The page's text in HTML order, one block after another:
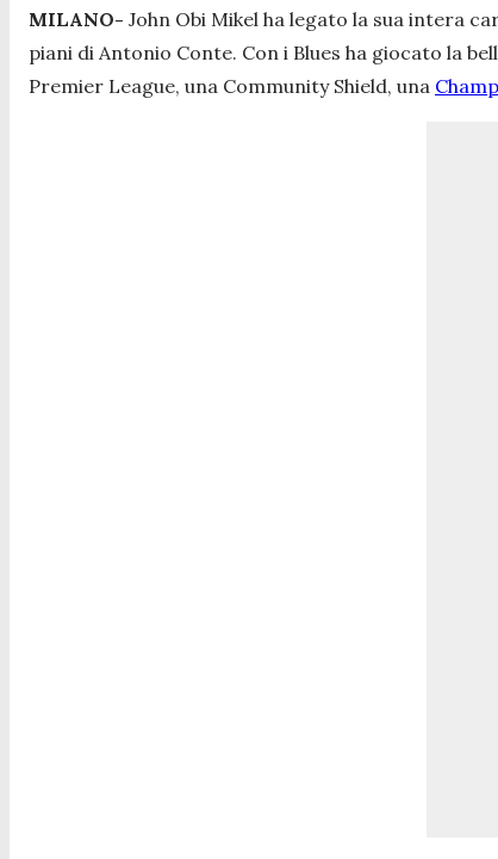
MILANO- John Obi Mikel ha legato la sua intera
piani di Antonio Conte. Con i Blues ha giocato la
Premier League, una Community Shield, una